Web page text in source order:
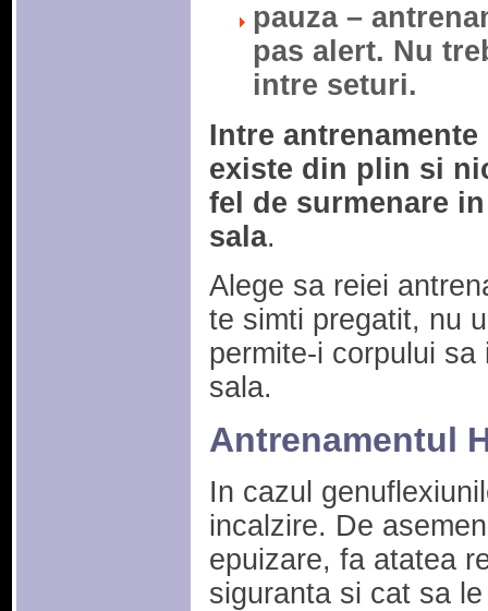
pauza –
pas alert. Nu
intre seturi.
Intre
existe din plin si
fel de surmenare
sala.
Alege sa reiei
te simti pregatit, nu
permite-i corpului
sala.
Antrenamentul
In cazul
incalzire. De
epuizare, fa atatea
siguranta si cat sa